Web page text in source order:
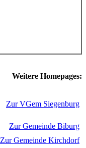
Weitere Homepages:
Zur VGem Siegenburg
Zur Gemeinde Biburg
Zur Gemeinde Kirchdorf